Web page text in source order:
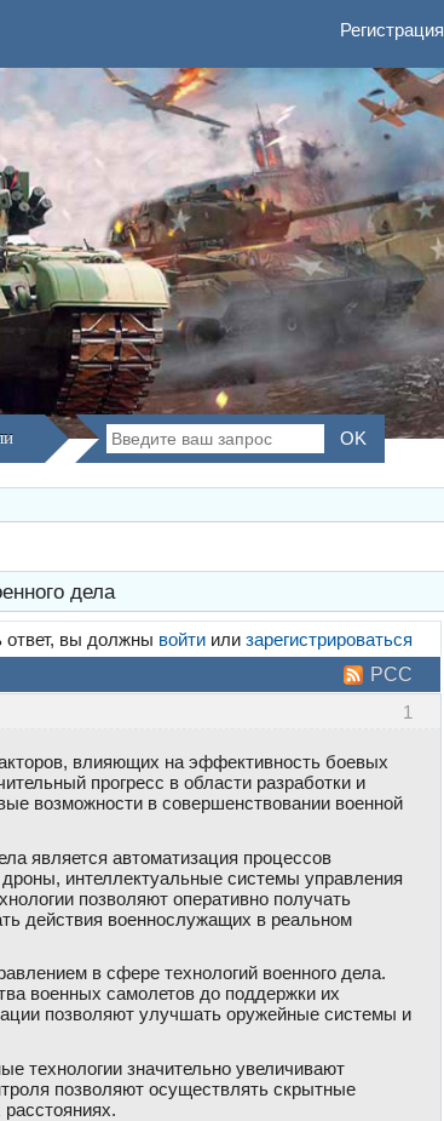
Регистрация
дела
ответ, вы должны войти илизарегистрироваться
РСС
1
влияющих на эффективность боевых
прогресс в области разработки и
возможности в совершенствовании военной
является автоматизация процессов
интеллектуальные системы управления
позволяют оперативно получать
действия военнослужащих в реальном
в сфере технологий военного дела.
военных самолетов до поддержки их
позволяют улучшать оружейные системы и
технологии значительно увеличивают
позволяют осуществлять скрытные